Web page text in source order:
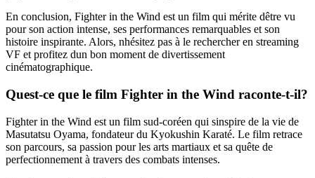
En conclusion, Fighter in the Wind est un film qui mérite dêtre vu
pour son action intense, ses performances remarquables et son
histoire inspirante. Alors, nhésitez pas à le rechercher en streaming
VF et profitez dun bon moment de divertissement
cinématographique.
Quest-ce que le film Fighter in the Wind raconte-t-il?
Fighter in the Wind est un film sud-coréen qui sinspire de la vie de
Masutatsu Oyama, fondateur du Kyokushin Karaté. Le film retrace
son parcours, sa passion pour les arts martiaux et sa quête de
perfectionnement à travers des combats intenses.